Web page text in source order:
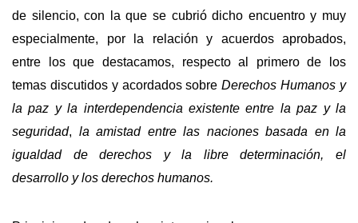
de silencio, con la que se cubrió dicho encuentro y muy
especialmente, por la relación y acuerdos aprobados,
entre los que destacamos, respecto al primero de los
temas discutidos y acordados sobreDerechos Humanos y
la paz y la interdependencia existente entre la paz y la
seguridad, la amistad entre las naciones basada en la
igualdad de derechos y la libre determinación, el
desarrollo y los derechos humanos.